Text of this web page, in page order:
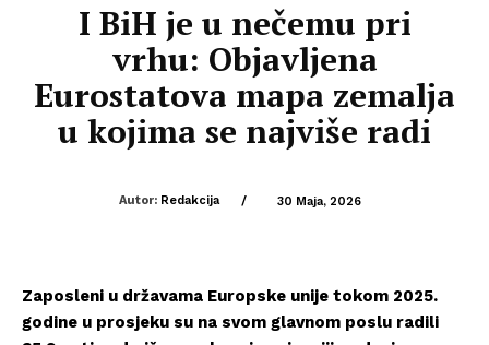
I BiH je u nečemu pri
vrhu: Objavljena
Eurostatova mapa zemalja
u kojima se najviše radi
Autor: Redakcija / 30 Maja, 2026
Zaposleni u državama Europske unije tokom 2025.
godine u prosjeku su na svom glavnom poslu radili